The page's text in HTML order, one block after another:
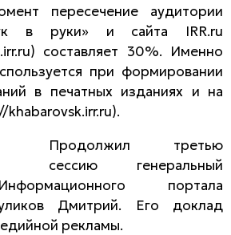
пересечение аудитории
в руки» и сайта IRR.ru
составляет 30%. Именно
при формировании
в печатных изданиях и на
khabarovsk.irr.ru).
Продолжил третью
сессию генеральный
портала
Дмитрий. Его доклад
рекламы.